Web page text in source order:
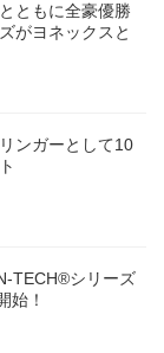
ともに全豪優勝
がヨネックスと
ンガーとして10
ト
TECH®シリーズ
始！